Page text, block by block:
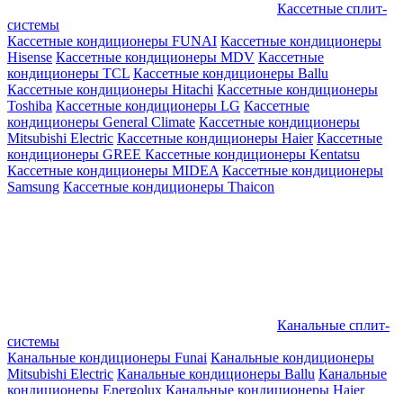
Кассетные сплит-
системы
Кассетные кондиционеры FUNAI Кассетные кондиционеры
Hisense Кассетные кондиционеры MDV Кассетные
кондиционеры TCL Кассетные кондиционеры Ballu
Кассетные кондиционеры Hitachi Кассетные кондиционеры
Toshiba Кассетные кондиционеры LG Кассетные
кондиционеры General Climate Кассетные кондиционеры
Mitsubishi Electric Кассетные кондиционеры Haier Кассетные
кондиционеры GREE Кассетные кондиционеры Kentatsu
Кассетные кондиционеры MIDEA Кассетные кондиционеры
Samsung Кассетные кондиционеры Thaicon
Канальные сплит-
системы
Канальные кондиционеры Funai Канальные кондиционеры
Mitsubishi Electric Канальные кондиционеры Ballu Канальные
кондиционеры Energolux Канальные кондиционеры Haier